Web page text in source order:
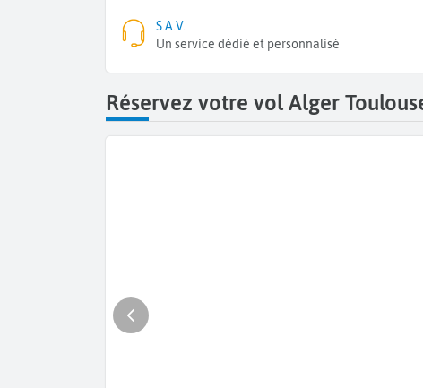
S.A.V.
Un service dédié et personnalisé
Réservez votre vol Alger